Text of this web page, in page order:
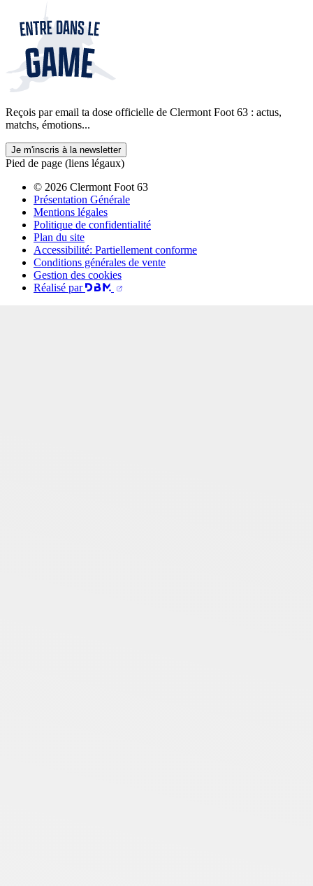
Reçois par email ta dose officielle de Clermont Foot 63 : actus,
matchs, émotions...
Je m'inscris à la newsletter
Pied de page (liens légaux)
© 2026 Clermont Foot 63
Présentation Générale
Mentions légales
Politique de confidentialité
Plan du site
Accessibilité: Partiellement conforme
Conditions générales de vente
Gestion des cookies
Réalisé par